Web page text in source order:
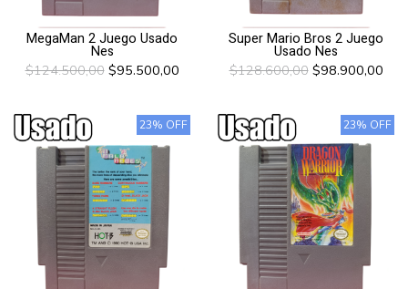
MegaMan 2 Juego Usado
Nes
$124.500,00$95.500,00
Super Mario Bros 2 Juego
Usado Nes
$128.600,00$98.900,00
23% OFF 23% OFF